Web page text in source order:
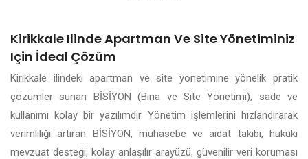
Kirikkale Ilinde Apartman Ve Site Yönetiminiz
Için İdeal Çözüm
Kirikkale ilindeki apartman ve site yönetimine yönelik pratik
çözümler sunan BİSİYON (Bina ve Site Yönetimi), sade ve
kullanımı kolay bir yazılımdır. Yönetim işlemlerini hızlandırarak
verimliliği artıran BİSİYON, muhasebe ve aidat takibi, hukuki
mevzuat desteği, kolay anlaşılır arayüzü, güvenilir veri koruması